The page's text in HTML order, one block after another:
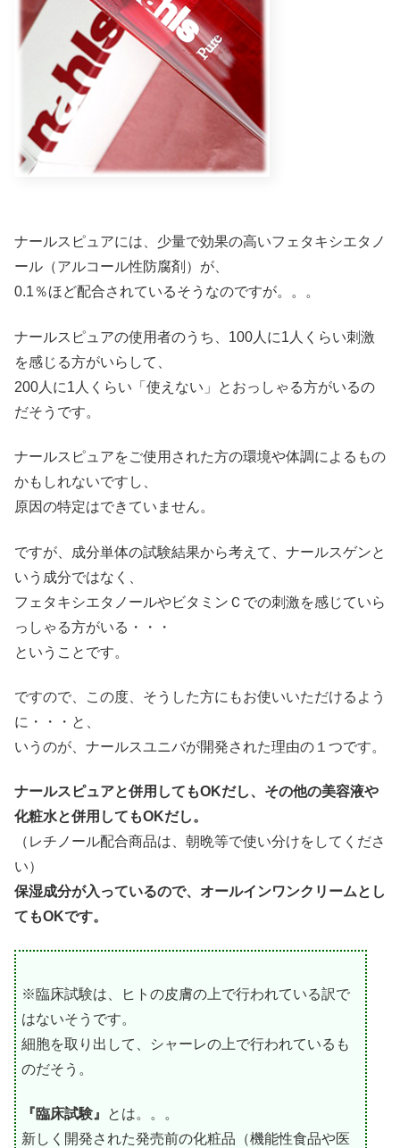
ナールスピュアには、少量で効果の高いフェタキシエタノ
ール（アルコール性防腐剤）が、
0.1％ほど配合されているそうなのですが。。。
ナールスピュアの使用者のうち、100人に1人くらい刺激
を感じる方がいらして、
200人に1人くらい「使えない」とおっしゃる方がいるの
だそうです。
ナールスピュアをご使用された方の環境や体調によるもの
かもしれないですし、
原因の特定はできていません。
ですが、成分単体の試験結果から考えて、ナールスゲンと
いう成分ではなく、
フェタキシエタノールやビタミンＣでの刺激を感じていら
っしゃる方がいる・・・
ということです。
ですので、この度、そうした方にもお使いいただけるよう
に・・・と、
いうのが、ナールスユニバが開発された理由の１つです。
ナールスピュアと併用してもOKだし、その他の美容液や
化粧水と併用してもOKだし。
（レチノール配合商品は、朝晩等で使い分けをしてくださ
い）
保湿成分が入っているので、オールインワンクリームとし
てもOKです。
※臨床試験は、ヒトの皮膚の上で行われている訳で
はないそうです。
細胞を取り出して、シャーレの上で行われているも
のだそう。
『臨床試験』
とは。。。
新しく開発された発売前の化粧品（機能性食品や医